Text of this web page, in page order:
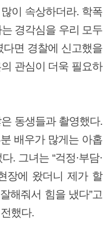
이 속상하더라. 학폭
경각심을 우리 모두
면 경찰에 신고했을
관심이 더욱 필요하
동생들과 촬영했다.
배우가 많게는 아홉
. 그녀는 “걱정·부담·
장에 왔더니 제가 할
해줘서 힘을 냈다”고
했다.